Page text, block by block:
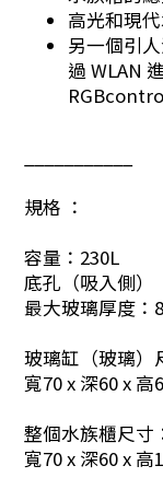
高光和現
另一個引
過 WLAN
規格 ：
容量：230L
底孔（吸入側）
最大玻璃厚度：
玻璃缸（玻璃）
寬70 x 深60 x 高
整個水族櫃尺寸
寬70 x 深60 x 高